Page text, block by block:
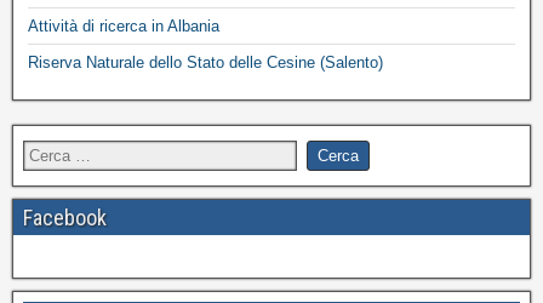
Attività di ricerca in Albania
Riserva Naturale dello Stato delle Cesine (Salento)
Facebook